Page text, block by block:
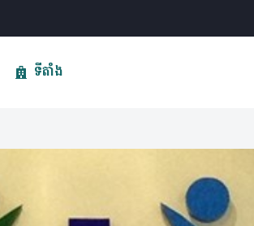
ទីតាំង